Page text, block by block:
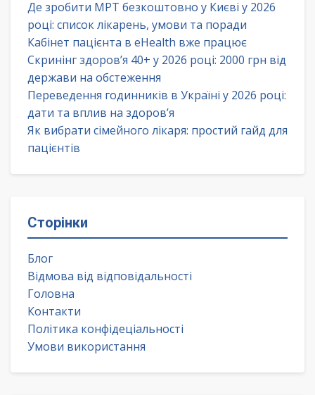
Де зробити МРТ безкоштовно у Києві у 2026
році: список лікарень, умови та поради
Кабінет пацієнта в eHealth вже працює
Скринінг здоров’я 40+ у 2026 році: 2000 грн від
держави на обстеження
Переведення годинників в Україні у 2026 році:
дати та вплив на здоров’я
Як вибрати сімейного лікаря: простий гайд для
пацієнтів
Сторінки
Блог
Відмова від відповідальності
Головна
Контакти
Політика конфідеціальності
Умови використання